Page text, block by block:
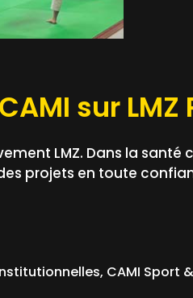
sur LMZ
LMZ. Dans la
projets en toute
, CAMI Sport